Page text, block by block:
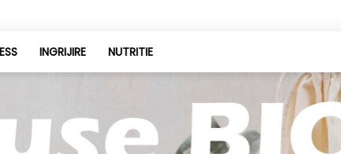
INGRIJIRE NUTRITIE